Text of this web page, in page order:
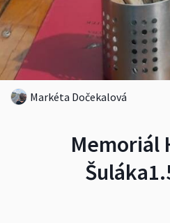
Memoriál
Markéta Dočekalová